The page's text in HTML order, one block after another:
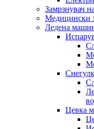
Замрзнувач
Медицински
Ледена
Цевка